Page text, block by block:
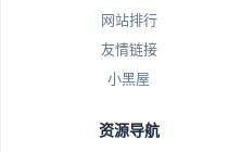
网站排行
友情链接
小黑屋
资源导航